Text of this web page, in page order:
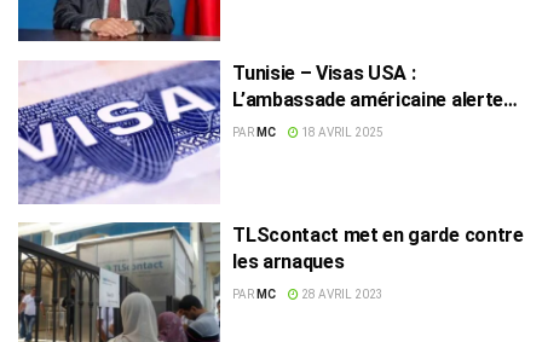
Tunisie – Visas USA :
L’ambassade américaine alerte
contre les arnaques des faux
PAR MC 18 AVRIL 2025
TLScontact met en garde contre
les arnaques
PAR MC 28 AVRIL 2023